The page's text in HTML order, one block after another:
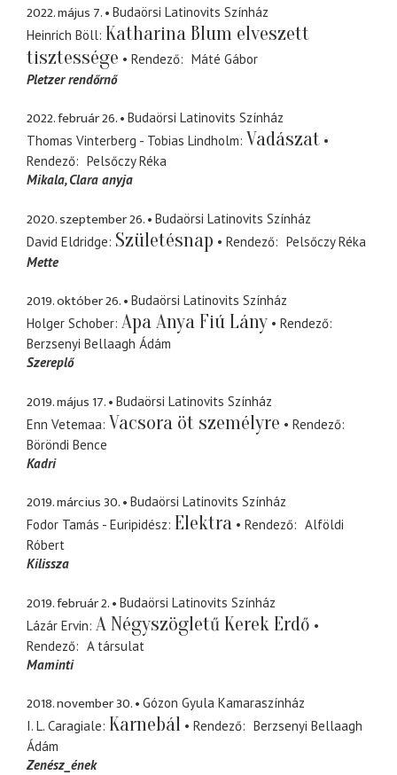
2022. május 7.
Budaörsi Latinovits Színház
Heinrich Böll Katharina Blum elveszett
tisztessége
Rendező
Máté Gábor
Pletzer rendőrnő
2022. február 26.
Budaörsi Latinovits Színház
Thomas Vinterberg - Tobias Lindholm Vadászat
Rendező
Pelsőczy Réka
Mikala Clara anyja
2020. szeptember 26.
Budaörsi Latinovits Színház
David Eldridge Születésnap Rendező
Pelsőczy Réka
Mette
2019. október 26.
Budaörsi Latinovits Színház
Holger Schober Apa Anya Fiú Lány
Rendező
Berzsenyi Bellaagh Ádám
Szereplő
2019. május 17.
Budaörsi Latinovits Színház
Enn Vetemaa Vacsora öt személyre
Rendező
Böröndi Bence
Kadri
2019. március 30.
Budaörsi Latinovits Színház
Fodor Tamás - Euripidész Elektra Rendező
Alföldi
Róbert
Kilissza
2019. február 2.
Budaörsi Latinovits Színház
Lázár Ervin A Négyszögletű Kerek Erdő
Rendező
A társulat
Maminti
2018. november 30.
Gózon Gyula Kamaraszínház
I. L. Caragiale Karnebál Rendező
Berzsenyi Bellaagh
Ádám
Zenész_ének